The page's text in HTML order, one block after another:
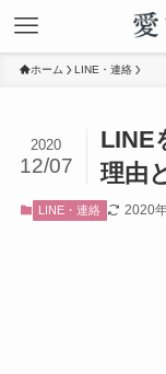
ホーム LINE・連絡
LINE
理由
2020
12/07
LINE・連絡 2020